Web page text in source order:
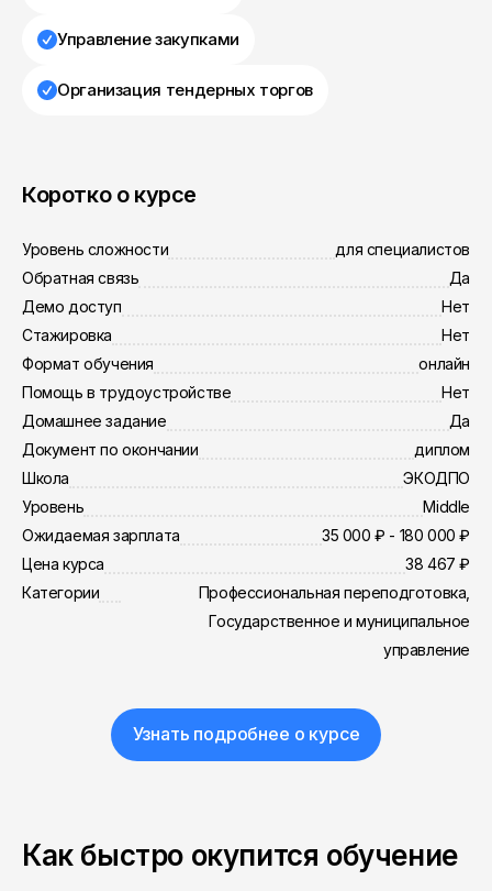
Управление закупками
Организация тендерных торгов
Коротко о курсе
Уровень сложности
для специалистов
Обратная связь
Да
Демо доступ
Нет
Стажировка
Нет
Формат обучения
онлайн
Помощь в трудоустройстве
Нет
Домашнее задание
Да
Документ по окончании
диплом
Школа
ЭКОДПО
Уровень
Middle
Ожидаемая зарплата
35 000 ₽ - 180 000 ₽
Цена курса
38 467 ₽
Категории
Профессиональная переподготовка,
Государственное и муниципальное
управление
Узнать подробнее о курсе
Как быстро окупится обучение